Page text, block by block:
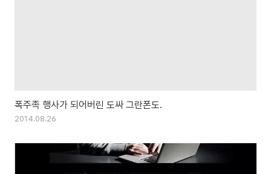
폭주족 행사가 되어버린 도싸 그란폰도.
2014.08.26